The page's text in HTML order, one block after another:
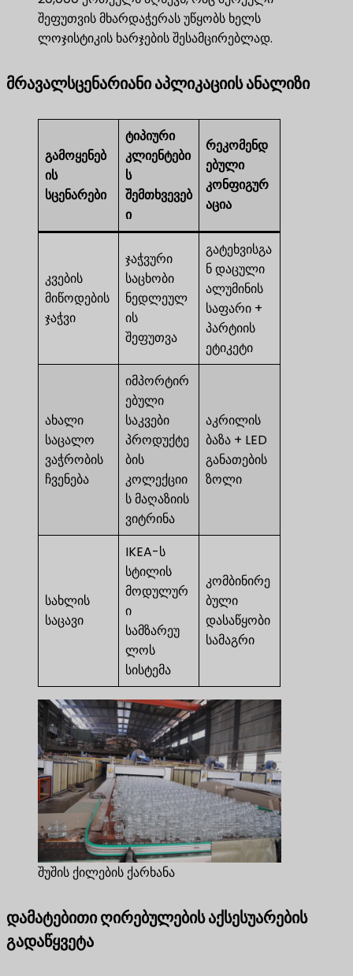
შეფუთვის მხარდაჭერას უწყობს ხელს
ლოჯისტიკის ხარჯების შესამცირებლად.
მრავალსცენარიანი აპლიკაციის ანალიზი
გამოყენებ
ის
სცენარები
ტიპიური
კლიენტები
ს
შემთხვევებ
ი
რეკომენდ
ებული
კონფიგურ
აცია
კვების
მიწოდების
ჯაჭვი
ჯაჭვური
საცხობი
ნედლეულ
ის
შეფუთვა
გატეხვისგა
ნ დაცული
ალუმინის
საფარი +
პარტიის
ეტიკეტი
ახალი
საცალო
ვაჭრობის
ჩვენება
იმპორტირ
ებული
საკვები
პროდუქტე
ბის
კოლექციი
ს მაღაზიის
ვიტრინა
აკრილის
ბაზა + LED
განათების
ზოლი
სახლის
საცავი
IKEA-ს
სტილის
მოდულურ
ი
სამზარეუ
ლოს
სისტემა
კომბინირე
ბული
დასაწყობი
სამაგრი
შუშის ქილების ქარხანა
დამატებითი ღირებულების აქსესუარების
გადაწყვეტა